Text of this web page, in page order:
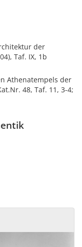
der
Taf. IX, 1b
Athenatempels der
48, Taf. 11, 3-4;